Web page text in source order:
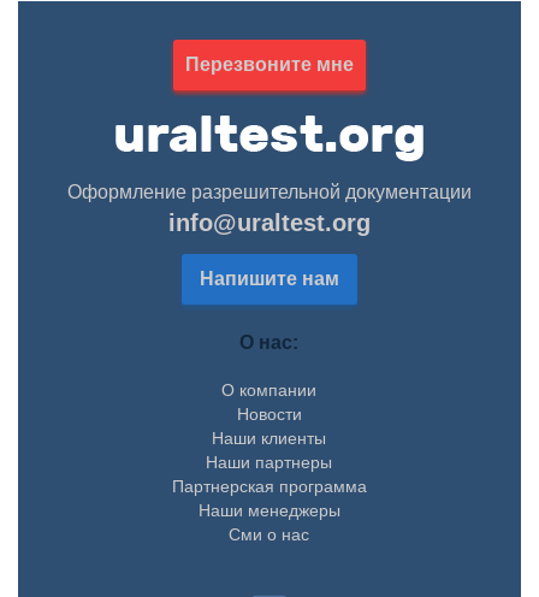
Перезвоните мне
Оформление разрешительной документации
info@uraltest.org
Напишите нам
О нас:
О компании
Новости
Наши клиенты
Наши партнеры
Партнерская программа
Наши менеджеры
Сми о нас